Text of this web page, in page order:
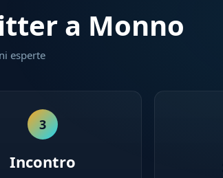
a Monno
esperte
3
Incontro